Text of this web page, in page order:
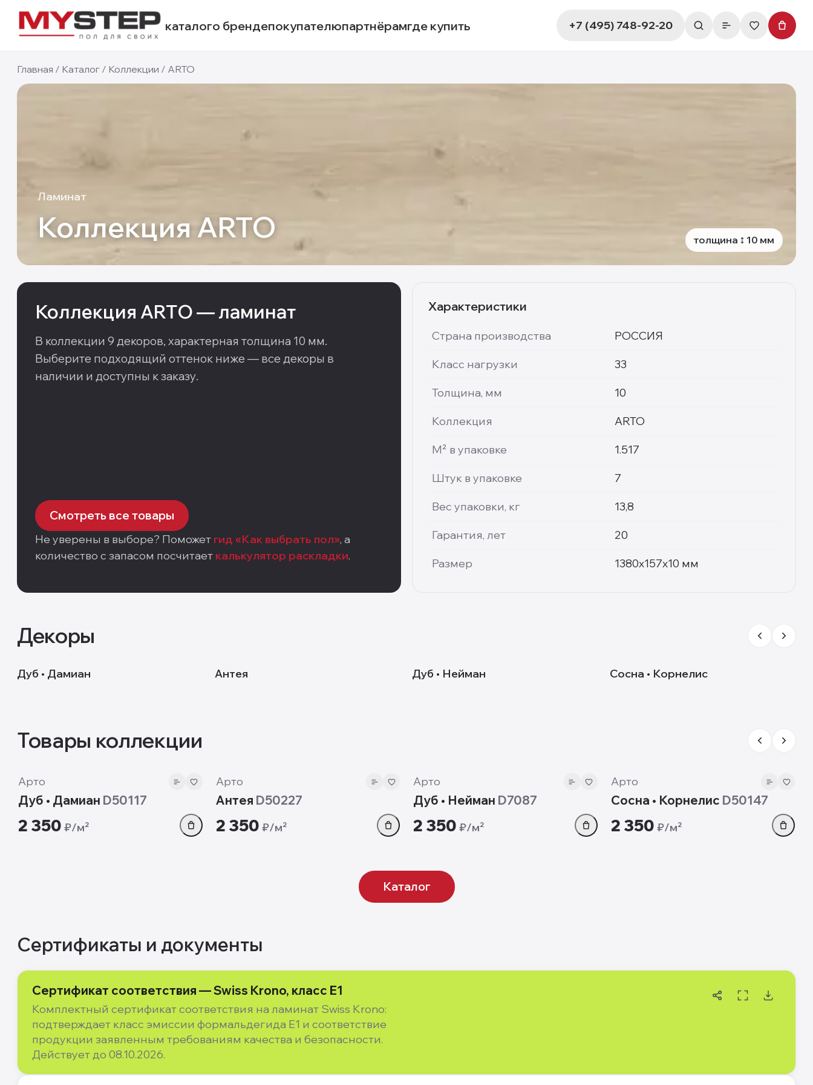
каталого брендепокупателюпартнёрамгде купить +7 (495) 748-92-20
Главная / Каталог / Коллекции / ARTO
Ламинат
КоллекцияARTO толщина 10 мм
Коллекция ARTO—ламинат
В коллекции 9 декоров, характерная толщина 10 мм.
Выберите подходящий оттенок ниже — все декоры в
наличии и доступны к заказу.
Смотреть все товары
Не уверены в выборе? Поможет гид «Как выбрать пол», а
количество с запасом посчитает калькулятор раскладки.
Характеристики
Страна производства РОССИЯ
Класс нагрузки 33
Толщина, мм 10
Коллекция ARTO
М² в упаковке 1.517
Штук в упаковке 7
Вес упаковки, кг 13,8
Гарантия, лет 20
Размер 1380x157x10 мм
Декоры
D50117
Дуб • Дамиан Антея Дуб • Нейман Сосна • Корнелис
Товары коллекции
10 мм
Арто
Дуб • Дамиан D50117
2 350 ₽/м²
Арто
Антея D50227
2 350 ₽/м²
Арто
Дуб • Нейман D7087
2 350 ₽/м²
Арто
Сосна • Корнелис D50147
2 350 ₽/м²
Каталог
Сертификаты и документы
Сертификат соответствия — Swiss Krono, класс E1
Комплектный сертификат соответствия на ламинат Swiss Krono:
подтверждает класс эмиссии формальдегида E1 и соответствие
продукции заявленным требованиям качества и безопасности.
Действует до 08.10.2026.